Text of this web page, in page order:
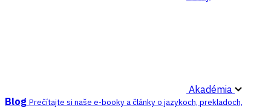
Akadémia
Blog Prečítajte si naše e-booky a články o jazykoch, prekladoch,